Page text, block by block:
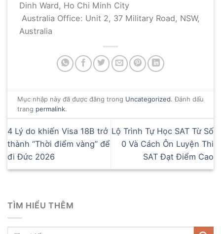
Dinh Ward, Ho Chi Minh City
Australia Office: Unit 2, 37 Military Road, NSW,
Australia
Mục nhập này đã được đăng trong Uncategorized. Đánh dấu
trang permalink.
4 Lý do khiến Visa 18B trở
thành “Thời điểm vàng” để
đi Đức 2026
Lộ Trình Tự Học SAT Từ Số
0 Và Cách Ôn Luyện Thi
SAT Đạt Điểm Cao
TÌM HIỂU THÊM